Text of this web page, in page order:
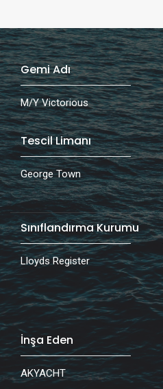
Gemi Adı
M/Y Victorious
Tescil Limanı
George Town
Sınıflandırma Kurumu
Lloyds Register
İnşa Eden
AKYACHT